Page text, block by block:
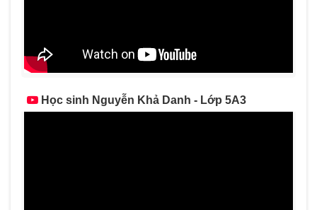
Học sinh Nguyễn Khả Danh - Lớp 5A3